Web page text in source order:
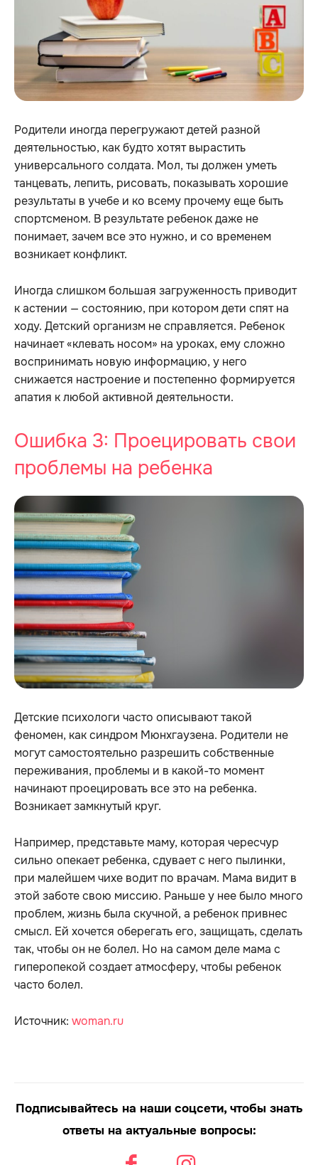
Родители иногда перегружают детей разной
деятельностью, как будто хотят вырастить
универсального солдата. Мол, ты должен уметь
танцевать, лепить, рисовать, показывать хорошие
результаты в учебе и ко всему прочему еще быть
спортсменом. В результате ребенок даже не
понимает, зачем все это нужно, и со временем
возникает конфликт.
Иногда слишком большая загруженность приводит
к астении — состоянию, при котором дети спят на
ходу. Детский организм не справляется. Ребенок
начинает «клевать носом» на уроках, ему сложно
воспринимать новую информацию, у него
снижается настроение и постепенно формируется
апатия к любой активной деятельности.
Ошибка 3: Проецировать свои
проблемы на ребенка
Детские психологи часто описывают такой
феномен, как синдром Мюнхгаузена. Родители не
могут самостоятельно разрешить собственные
переживания, проблемы и в какой-то момент
начинают проецировать все это на ребенка.
Возникает замкнутый круг.
Например, представьте маму, которая чересчур
сильно опекает ребенка, сдувает с него пылинки,
при малейшем чихе водит по врачам. Мама видит в
этой заботе свою миссию. Раньше у нее было много
проблем, жизнь была скучной, а ребенок привнес
смысл. Ей хочется оберегать его, защищать, сделать
так, чтобы он не болел. Но на самом деле мама с
гиперопекой создает атмосферу, чтобы ребенок
часто болел.
Источник: woman.ru
Подписывайтесь на наши соцсети, чтобы знать
ответы на актуальные вопросы: